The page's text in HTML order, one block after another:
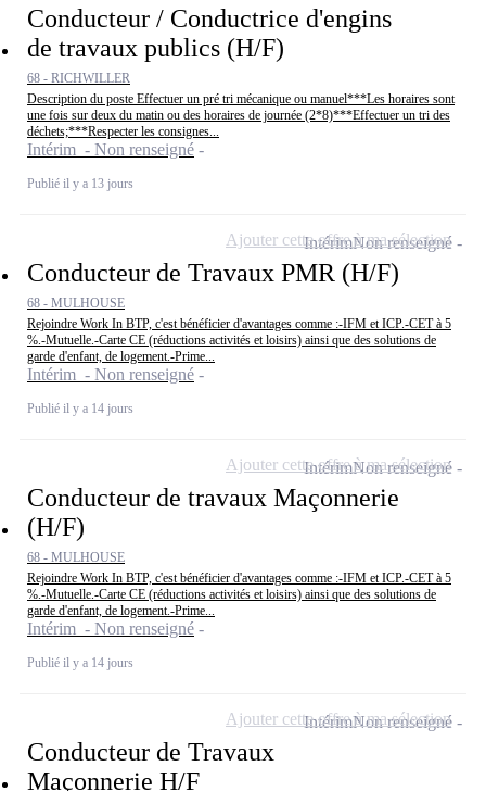
Conducteur / Conductrice d'engins
de travaux publics (H/F)
68 - RICHWILLER
Description du poste Effectuer un pré tri mécanique ou manuel***Les horaires sont
une fois sur deux du matin ou des horaires de journée (2*8)***Effectuer un tri des
déchets;***Respecter les consignes...
Intérim - Non renseigné
Publié il y a 13 jours
Conducteur de Travaux PMR (H/F)
68 - MULHOUSE
Rejoindre Work In BTP, c'est bénéficier d'avantages comme :-IFM et ICP.-CET à 5
%.-Mutuelle.-Carte CE (réductions activités et loisirs) ainsi que des solutions de
garde d'enfant, de logement.-Prime...
Intérim - Non renseigné
Publié il y a 14 jours
IntérimNon renseigné
Ajouter cette offre à ma sélection
Conducteur de travaux Maçonnerie
(H/F)
68 - MULHOUSE
Rejoindre Work In BTP, c'est bénéficier d'avantages comme :-IFM et ICP.-CET à 5
%.-Mutuelle.-Carte CE (réductions activités et loisirs) ainsi que des solutions de
garde d'enfant, de logement.-Prime...
Intérim - Non renseigné
Publié il y a 14 jours
IntérimNon renseigné
Ajouter cette offre à ma sélection
Conducteur de Travaux
Maçonnerie H/F
IntérimNon renseigné
Ajouter cette offre à ma sélection